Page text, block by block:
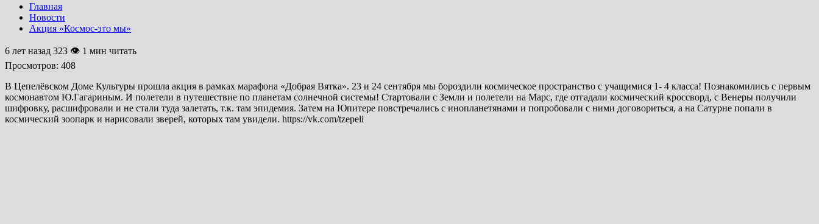
Главная
Новости
Акция «Космос-это мы»
6 лет назад 323 👁 1 мин читать
Просмотров: 408
В Цепелёвском Доме Культуры прошла акция в рамках марафона «Добрая Вятка». 23 и 24 сентября мы бороздили космическое пространство с учащимися 1- 4 класса! Познакомились с первым
космонавтом Ю.Гагариным. И полетели в путешествие по планетам солнечной системы! Стартовали с Земли и полетели на Марс, где отгадали космический кроссворд, с Венеры получили
шифровку, расшифровали и не стали туда залетать, т.к. там эпидемия. Затем на Юпитере повстречались с инопланетянами и попробовали с ними договориться, а на Сатурне попали в
космический зоопарк и нарисовали зверей, которых там увидели. https://vk.com/tzepeli